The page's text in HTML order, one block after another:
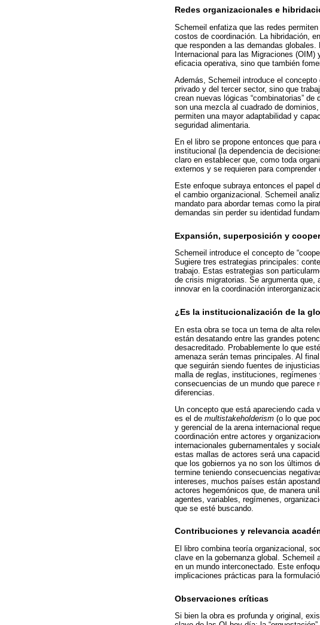
Redes organizacionales e
Schemeil enfatiza que las redes
costos de coordinación. La hibridación,
que responden a las demandas
Internacional para las Migraciones
eficacia operativa, sino que también
Además, Schemeil introduce el concepto
privado y del tercer sector, sino que
crean nuevas lógicas “combinatorias”
son una mezcla al cuadrado de
permiten una mayor adaptabilidad y
seguridad alimentaria.
En el libro se propone entonces que
institucional (la dependencia de
claro en establecer que, como toda
externos y se requieren para
Este enfoque subraya entonces el
el cambio organizacional. Schemeil
mandato para abordar temas como la
demandas sin perder su identidad
Expansión, superposición y
Schemeil introduce el concepto de
Sugiere tres estrategias principales:
trabajo. Estas estrategias son
de crisis migratorias. Se argumenta que,
innovar en la coordinación
¿Es la institucionalización de la
En esta obra se toca un tema de alta
están desatando entre las grandes
desacreditado. Probablemente lo que
amenaza serán temas principales. Al
que seguirán siendo fuentes de
malla de reglas, instituciones,
consecuencias de un mundo que
diferencias.
Un concepto que está apareciendo
es el de multistakeholderism (o lo que
y gerencial de la arena internacional
coordinación entre actores y
internacionales gubernamentales y
estas mallas de actores será una
que los gobiernos ya no son los últimos
termine teniendo consecuencias
intereses, muchos países están
actores hegemónicos que, de manera
agentes, variables, regímenes,
que se esté buscando.
Contribuciones y relevancia
El libro combina teoría organizacional,
clave en la gobernanza global. Schemeil
en un mundo interconectado. Este
implicaciones prácticas para la
Observaciones críticas
Si bien la obra es profunda y original,